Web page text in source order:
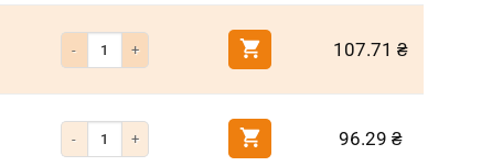
Кількість Біта хрестоподібна PH2 90мм титанове напилення
107.71 ₴
Кількість Біта хрестоподібна PH2 70 мм титанове напилення
96.29 ₴